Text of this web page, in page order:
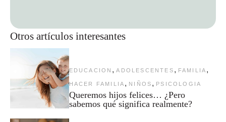
Otros artículos interesantes
EDUCACION , ADOLESCENTES , FAMILIA ,
HACER FAMILIA , NIÑOS , PSICOLOGIA
Queremos hijos felices… ¿Pero
sabemos qué significa realmente?